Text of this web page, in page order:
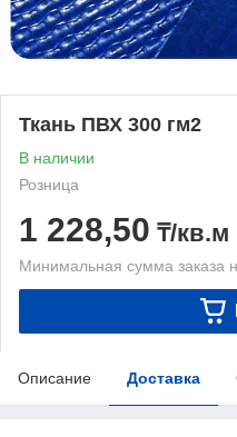
Ткань ПВХ 300 гм2
В наличии
Розница
1 228,50 ₸/кв.м
Минимальная сумма заказа
Описание Доставка